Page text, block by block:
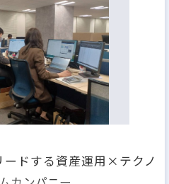
ドする資産運用×テクノ